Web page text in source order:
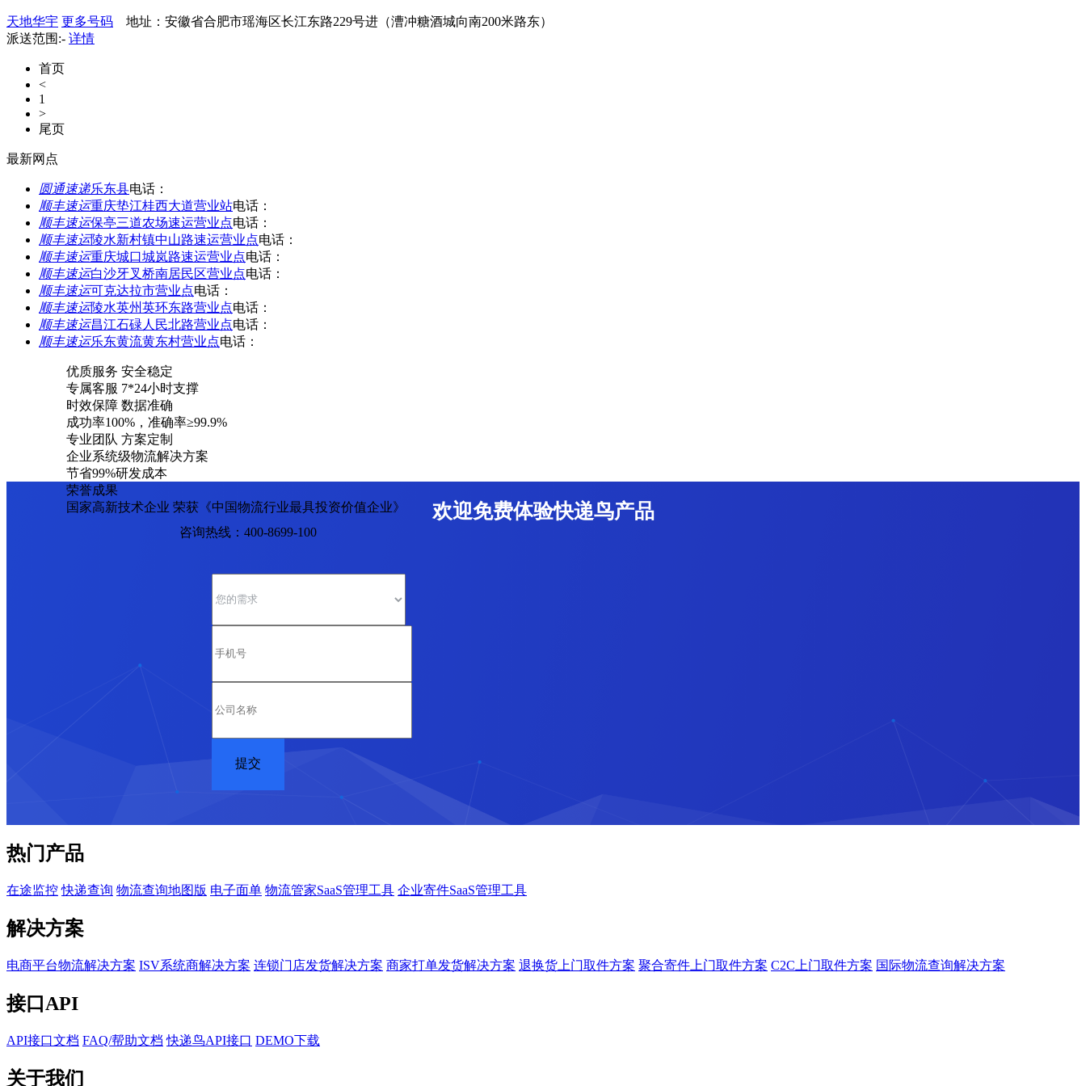
天地华宇 更多号码 地址：安徽省合肥市瑶海区长江东路229号进（漕冲糖酒城向南200米路东）
派送范围:- 详情
首页
<
1
>
尾页
最新网点
圆通速递乐东县电话：
顺丰速运重庆垫江桂西大道营业站电话：
顺丰速运保亭三道农场速运营业点电话：
顺丰速运陵水新村镇中山路速运营业点电话：
顺丰速运重庆城口城岚路速运营业点电话：
顺丰速运白沙牙叉桥南居民区营业点电话：
顺丰速运可克达拉市营业点电话：
顺丰速运陵水英州英环东路营业点电话：
顺丰速运昌江石碌人民北路营业点电话：
顺丰速运乐东黄流黄东村营业点电话：
优质服务 安全稳定
专属客服 7*24小时支撑
时效保障 数据准确
成功率100%，准确率≥99.9%
专业团队 方案定制
企业系统级物流解决方案
节省99%研发成本
荣誉成果
国家高新技术企业 荣获《中国物流行业最具投资价值企业》
欢迎免费体验快递鸟产品
咨询热线：400-8699-100
热门产品
在途监控 快递查询 物流查询地图版 电子面单 物流管家SaaS管理工具 企业寄件SaaS管理工具
解决方案
电商平台物流解决方案 ISV系统商解决方案 连锁门店发货解决方案 商家打单发货解决方案 退换货上门取件方案 聚合寄件上门取件方案 C2C上门取件方案 国际物流查询解决方案
接口API
API接口文档 FAQ/帮助文档 快递鸟API接口 DEMO下载
关于我们